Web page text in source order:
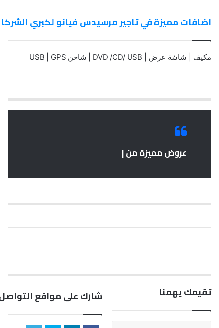
اضافات مميزة في تاجير مرسيدس فيانو لكبري
مكيف | شاشة عرض | DVD /CD/ USB | شاحن USB | GPS
عروض مميزة من |
تقيمك يهمنا شارك على مواقع